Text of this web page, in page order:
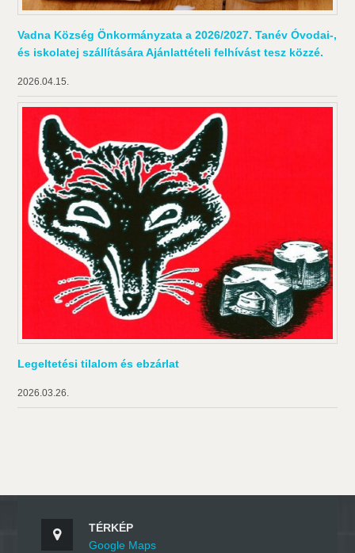
Vadna Község Önkormányzata a 2026/2027. Tanév Óvodai-,
és iskolatej szállítására Ajánlattételi felhívást tesz közzé.
2026.04.15.
Legeltetési tilalom és ebzárlat
2026.03.26.
TÉRKÉP
Google Maps